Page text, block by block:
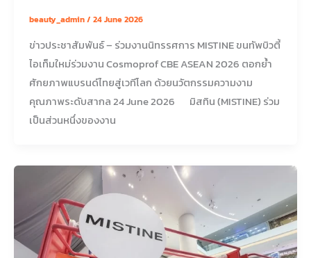
beauty_admin/ 24 June 2026
ข่าวประชาสัมพันธ์ – ร่วมงานนิทรรศการ MISTINE ขนทัพบิวตี้
ไอเท็มใหม่ร่วมงาน Cosmoprof CBE ASEAN 2026 ตอกย้ำ
ศักยภาพแบรนด์ไทยสู่เวทีโลก ด้วยนวัตกรรมความงาม
คุณภาพระดับสากล 24 June 2026 มิสทิน (MISTINE) ร่วม
เป็นส่วนหนึ่งของงาน